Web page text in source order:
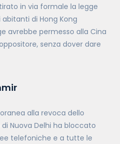
in via formale la legge
abitanti di Hong Kong
avrebbe permesso alla Cina
senza dover dare
alla revoca dello
Nuova Delhi ha bloccato
telefoniche e a tutte le